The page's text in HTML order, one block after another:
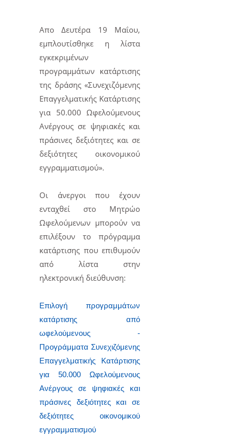
ΑποΔευτέρα 19 Μαΐου,
εμπλουτίσθηκε η λίστα
εγκεκριμένων
προγραμμάτων κατάρτισης
της δράσης «Συνεχιζόμενης
Επαγγελματικής Κατάρτισης
για 50.000 Ωφελούμενους
Ανέργους σε ψηφιακές και
πράσινες δεξιότητες και σε
δεξιότητες οικονομικού
εγγραμματισμού».
Οι άνεργοι που έχουν
ενταχθεί στο Μητρώο
Ωφελούμενων μπορούν να
επιλέξουν το πρόγραμμα
κατάρτισης που επιθυμούν
από λίστα στην
ηλεκτρονική διεύθυνση:
Επιλογή προγραμμάτων
κατάρτισης από
ωφελούμενους -
Προγράμματα Συνεχιζόμενης
Επαγγελματικής Κατάρτισης
για 50.000 Ωφελούμενους
Ανέργους σε ψηφιακές και
πράσινες δεξιότητες και σε
δεξιότητες οικονομικού
εγγραμματισμού